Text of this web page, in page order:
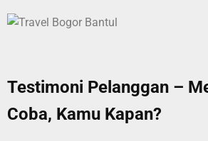
Testimoni Pelanggan –
Coba, Kamu Kapan?